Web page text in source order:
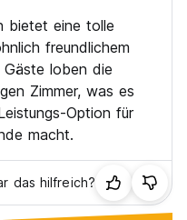
bietet eine tolle
freundlichem
Gäste loben die
Zimmer, was es
Option für
macht.
das hilfreich?